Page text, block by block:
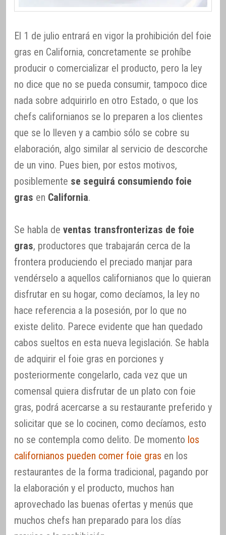
El 1 de julio entrará en vigor la prohibición del foie
gras en California, concretamente se prohíbe
producir o comercializar el producto, pero la ley
no dice que no se pueda consumir, tampoco dice
nada sobre adquirirlo en otro Estado, o que los
chefs californianos se lo preparen a los clientes
que se lo lleven y a cambio sólo se cobre su
elaboración, algo similar al servicio de descorche
de un vino. Pues bien, por estos motivos,
posiblemente se seguirá consumiendo foie
gras en California.
Se habla de ventas transfronterizas de foie
gras, productores que trabajarán cerca de la
frontera produciendo el preciado manjar para
vendérselo a aquellos californianos que lo quieran
disfrutar en su hogar, como decíamos, la ley no
hace referencia a la posesión, por lo que no
existe delito. Parece evidente que han quedado
cabos sueltos en esta nueva legislación. Se habla
de adquirir el foie gras en porciones y
posteriormente congelarlo, cada vez que un
comensal quiera disfrutar de un plato con foie
gras, podrá acercarse a su restaurante preferido y
solicitar que se lo cocinen, como decíamos, esto
no se contempla como delito. De momento los
californianos pueden comer foie gras en los
restaurantes de la forma tradicional, pagando por
la elaboración y el producto, muchos han
aprovechado las buenas ofertas y menús que
muchos chefs han preparado para los días